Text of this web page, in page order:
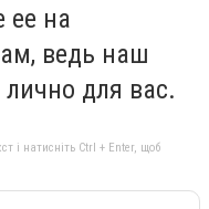
ее на
ведь наш
для вас.
і натисніть Ctrl + Enter, щоб